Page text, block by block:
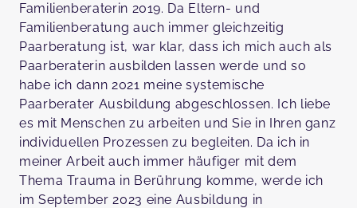
Familienberaterin 2019. Da Eltern- und
Familienberatung auch immer gleichzeitig
Paarberatung ist, war klar, dass ich mich auch als
Paarberaterin ausbilden lassen werde und so
habe ich dann 2021 meine systemische
Paarberater Ausbildung abgeschlossen. Ich liebe
es mit Menschen zu arbeiten und Sie in Ihren ganz
individuellen Prozessen zu begleiten. Da ich in
meiner Arbeit auch immer häufiger mit dem
Thema Trauma in Berührung komme, werde ich
im September 2023 eine Ausbildung in